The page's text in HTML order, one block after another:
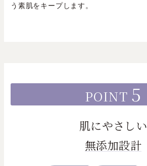
う素肌をキープします。
POINT 5
肌にやさしい
無添加設計